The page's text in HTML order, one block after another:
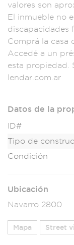
valores son apro
El inmueb le no
discapacidades
Comprá l a casa
Accedé a un
esta propiedad
lendar.com.ar
Datos de la
ID#
Tipo de
Condición
Ubicación
Navarro 2800
Mapa Street